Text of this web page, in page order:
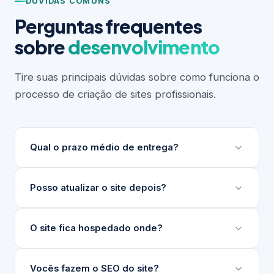
Perguntas frequentes
sobredesenvolvimento
Tire suas principais dúvidas sobre como funciona o
processo de criação de sites profissionais.
Qual o prazo médio de entrega?
Depende do escopo do projeto. Sites institucionais
Sempre apresentamos um cronograma detalhado
Posso atualizar o site depois?
Sim. Desenvolvemos um painel de gerenciamento
de técnico.
O site fica hospedado onde?
Indicamos e configuramos a hospedagem ideal para
Vocês fazem o SEO do site?